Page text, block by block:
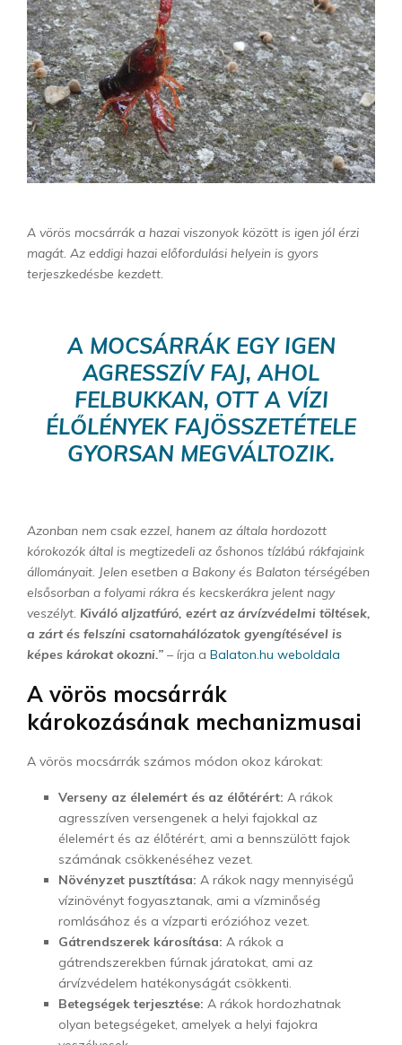
A vörös mocsárrák a hazai viszonyok között is igen jól érzi
magát. Az eddigi hazai előfordulási helyein is gyors
terjeszkedésbe kezdett.
A MOCSÁRRÁK EGY IGEN
AGRESSZÍV FAJ, AHOL
FELBUKKAN, OTT A VÍZI
ÉLŐLÉNYEK FAJÖSSZETÉTELE
GYORSAN MEGVÁLTOZIK.
Azonban nem csak ezzel, hanem az általa hordozott
kórokozók által is megtizedeli az őshonos tízlábú rákfajaink
állományait. Jelen esetben a Bakony és Balaton térségében
elsősorban a folyami rákra és kecskerákra jelent nagy
veszélyt. Kiváló aljzatfúró, ezért az árvízvédelmi töltések,
a zárt és felszíni csatornahálózatok gyengítésével is
képes károkat okozni.” – írja a Balaton.hu weboldala
A vörös mocsárrák
károkozásának mechanizmusai
A vörös mocsárrák számos módon okoz károkat:
Verseny az élelemért és az élőtérért: A rákok
agresszíven versengenek a helyi fajokkal az
élelemért és az élőtérért, ami a bennszülött fajok
számának csökkenéséhez vezet.
Növényzet pusztítása: A rákok nagy mennyiségű
vízinövényt fogyasztanak, ami a vízminőség
romlásához és a vízparti erózióhoz vezet.
Gátrendszerek károsítása: A rákok a
gátrendszerekben fúrnak járatokat, ami az
árvízvédelem hatékonyságát csökkenti.
Betegségek terjesztése: A rákok hordozhatnak
olyan betegségeket, amelyek a helyi fajokra